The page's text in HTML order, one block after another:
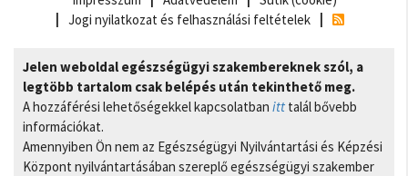
Jogi nyilatkozat és felhasználási feltételek
Jelen weboldal egészségügyi szakembereknek szól, a
legtöbb tartalom csak belépés után tekinthető meg.
A hozzáférési lehetőségekkel kapcsolatban itt talál bővebb
információkat.
Amennyiben Ön nem az Egészségügyi Nyilvántartási és Képzési
Központ nyilvántartásában szereplő egészségügyi szakember